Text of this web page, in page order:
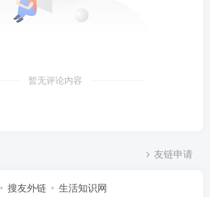
暂无评论内容
友链申请
搜友外链 生活知识网